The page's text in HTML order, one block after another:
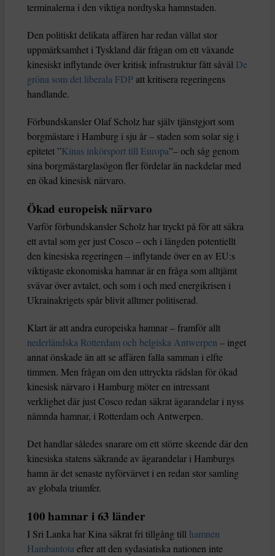
terminalerna i den viktiga nordtyska hamnstaden.
Den politiskt delikata affären har redan vållat stor
uppmärksamhet i Tyskland där frågan om ett växande
kinesiskt inflytande över kritisk infrastruktur fått såväl De
gröna som det liberala FDPatt kritisera regeringens
handlande.
Förbundskansler Olaf Scholz har själv tjänstgjort som
borgmästare i Hamburg i sju år – staden som solar sig i
epitetet ”Kinas inkörsport till Europa”– och såg genom
sina borgmästarglasögon fler fördelar än nackdelar med
en ökad kinesisk närvaro.
Ökad europeisk närvaro
Varför förbundskansler Scholz har tryckt på för att säkra
ett avtal som ger just Cosco – och i längden potentiellt
den kinesiska regeringen – inflytande över en av EU:s
viktigaste ekonomiska hamnar är en fråga som alltjämt
svävar över avtalet, och som i och med energikrisen i
Ukrainakrigets spår blivit alltmer politiserad.
Klart är att andra europeiska hamnar – framför allt
nederländska Rotterdam och belgiska Antwerpen – inget
annat önskade än att se affären falla samman i elfte
timmen. Men frågan om den uttryckta rädslan för ökad
kinesisk närvaro i Hamburg möter en intressant
verklighet där just Cosco redan säkrat ägarandelar i nyss
nämnda hamnar, i Rotterdam och Antwerpen.
Det handlar således snarare om ett större skeende där den
kinesiska statens säkrande av ägarandelar i Hamburgs
hamn är det senaste nyförvärvet i en redan stor samling
av globala triumfer.
100 hamnar i 63 länder
I Sri Lanka har Kina säkrat fri tillgång till hamnen
Hambantotaefter att den sydasiatiska nationen inte